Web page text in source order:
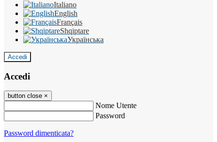
Italiano
English
Français
Shqiptare
Українська
Accedi
Accedi
button close ×
Nome Utente
Password
Password dimenticata?